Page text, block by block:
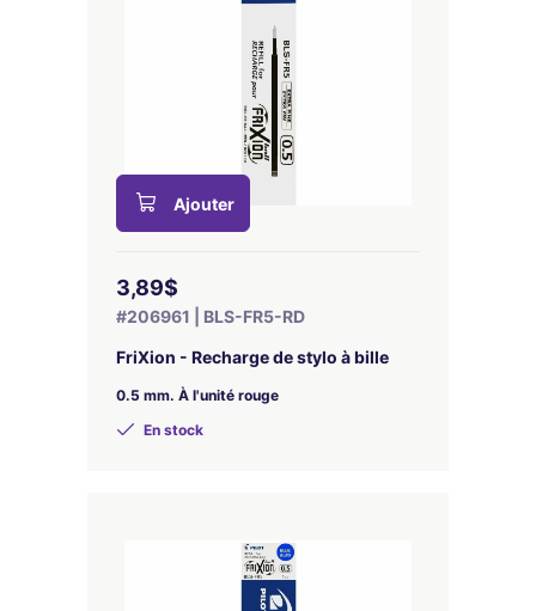
Ajouter
3,89$
#206961 | BLS-FR5-RD
FriXion - Recharge de stylo à bille
0.5 mm. À l'unité rouge
En stock